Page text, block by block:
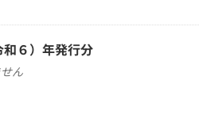
６）年発行分
ん